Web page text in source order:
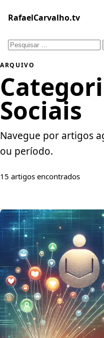
para
conteúdo
RafaelCarvalho.tv
Pesquisar
ARQUIVO
Sociais
Navegue por artigos
ou período.
15 artigos encontrados